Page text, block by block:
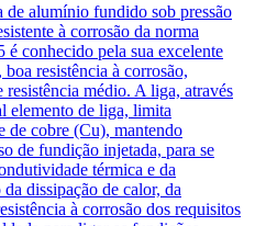
alumínio fundido sob pressão
à corrosão da norma
conhecido pela sua excelente
resistência à corrosão,
médio. A liga, através
elemento de liga, limita
de cobre (Cu), mantendo
de fundição injetada, para se
térmica e da
dissipação de calor, da
à corrosão dos requisitos